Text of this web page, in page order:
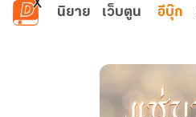
ข้ามไปยังเนื้อหาหลัก
นิยาย เว็บตูน อีบุ๊ก